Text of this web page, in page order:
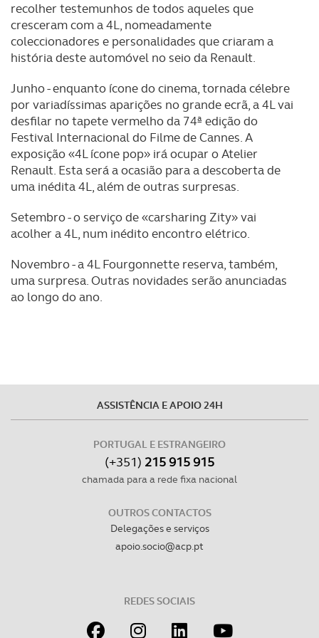
O ACP garantirá que as transferências internacionais de
dados pessoais serão realizadas apenas com o seu
necessário no contexto dos serviços a prestar.
Realçamos que o bloqueio de certo tipo de Cookies e
tecnologias similares pode ter impacto na sua
experiência de navegação no Website e nos serviços
disponibilizados.
recolher testemunhos de todos aqueles que
cresceram com a 4L, nomeadamente
coleccionadores e personalidades que criaram a
história deste automóvel no seio da Renault.
Junho - enquanto ícone do cinema, tornada célebre
por variadíssimas aparições no grande ecrã, a 4L vai
desfilar no tapete vermelho da 74ª edição do
Festival Internacional do Filme de Cannes. A
exposição «4L ícone pop» irá ocupar o Atelier
Renault. Esta será a ocasião para a descoberta de
uma inédita 4L, além de outras surpresas.
Setembro - o serviço de «carsharing Zity» vai
acolher a 4L, num inédito encontro elétrico.
Novembro - a 4L Fourgonnette reserva, também,
uma surpresa. Outras novidades serão anunciadas
ao longo do ano.
ASSISTÊNCIA E APOIO 24H
PORTUGAL E ESTRANGEIRO
(+351) 215 915 915
chamada para a rede fixa nacional
OUTROS CONTACTOS
Delegações e serviços
apoio.socio@acp.pt
REDES SOCIAIS